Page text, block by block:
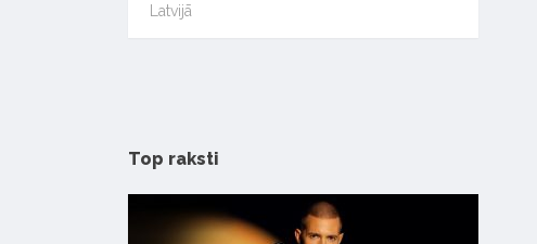
Latvijā
Top raksti